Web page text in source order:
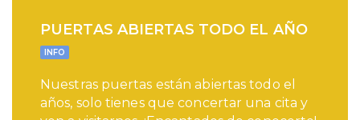
PUERTAS ABIERTAS TODO EL AÑO
INFO
Nuestras puertas están abiertas todo el
años, solo tienes que concertar una cita y